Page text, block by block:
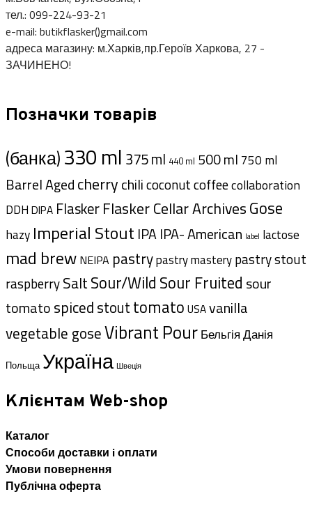
тел.: 099-224-93-21
e-mail: butikflasker()gmail.com
адреса магазину: м.Харків,пр.Героїв Харкова, 27 -
ЗАЧИНЕНО!
Позначки товарів
(банка)330 ml 375 ml 440 ml 500 ml 750 ml
Barrel Agedcherrychilicoconutcoffeecollaboration
DDH DIPA FlaskerFlasker Cellar ArchivesGose
hazy Imperial Stout IPA IPA- American label lactose
mad brew NEIPA pastrypastry masterypastry stout
raspberrySaltSour/Wild Sour Fruited sour
tomatospicedstouttomato USAvanilla
vegetable goseVibrant PourБельгіяДанія
Польща Україна Швеція
Клієнтам Web-shop
Каталог
Способи доставки i оплати
Умови повернення
Публічна оферта